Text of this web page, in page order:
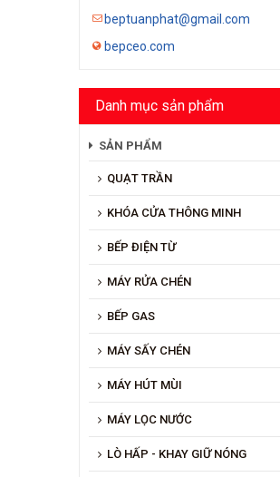
beptuanphat@gmail.com
bepceo.com
Danh mục sản phẩm
SẢN PHẨM
QUẠT TRẦN
KHÓA CỬA THÔNG MINH
BẾP ĐIỆN TỪ
MÁY RỬA CHÉN
BẾP GAS
MÁY SẤY CHÉN
MÁY HÚT MÙI
MÁY LỌC NƯỚC
LÒ HẤP - KHAY GIỮ NÓNG